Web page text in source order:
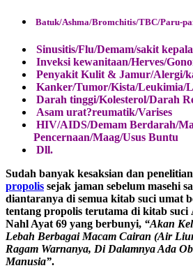
Batuk/Ashma/Bromchitis/TBC/Paru-
Sinusitis/Flu/Demam/sakit
Inveksi kewanitaan/Herves/
Penyakit Kulit & Jamur/Alergi/
Kanker/Tumor/Kista/Leukimia/
Darah tinggi/Kolesterol/Darah
Asam urat?reumatik/Varises
HIV/AIDS/Demam Berdarah/
Pencernaan/Maag/Usus Buntu
Dll.
Sudah banyak kesaksian dan
propolis sejak jaman sebelum masehi
diantaranya di semua kitab suci umat
tentang propolis terutama di kitab suci
Nahl Ayat 69 yang berbunyi, “Akan
Lebah Berbagai Macam Cairan (Air
Ragam Warnanya, Di Dalamnya Ada
Manusia”.